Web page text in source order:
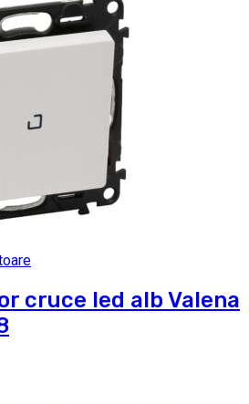
cruce led alb Valena